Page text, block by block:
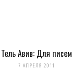
Тель Авив: Для писем
7 АПРЕЛЯ 2011